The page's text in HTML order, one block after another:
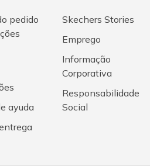
pedido
ayuda
Skechers Stories
Emprego
Informação
Corporativa
Responsabilidade
Social